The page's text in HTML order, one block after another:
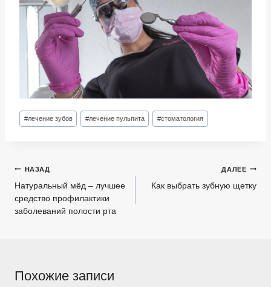
Метки
записи:
#лечение зубов #лечение пульпита #стоматология
Навигация
по
записям
НАЗАД
Натуральный мёд – лучшее
средство профилактики
заболеваний полости рта
ДАЛЕЕ
Как выбрать зубную щетку
Похожие записи